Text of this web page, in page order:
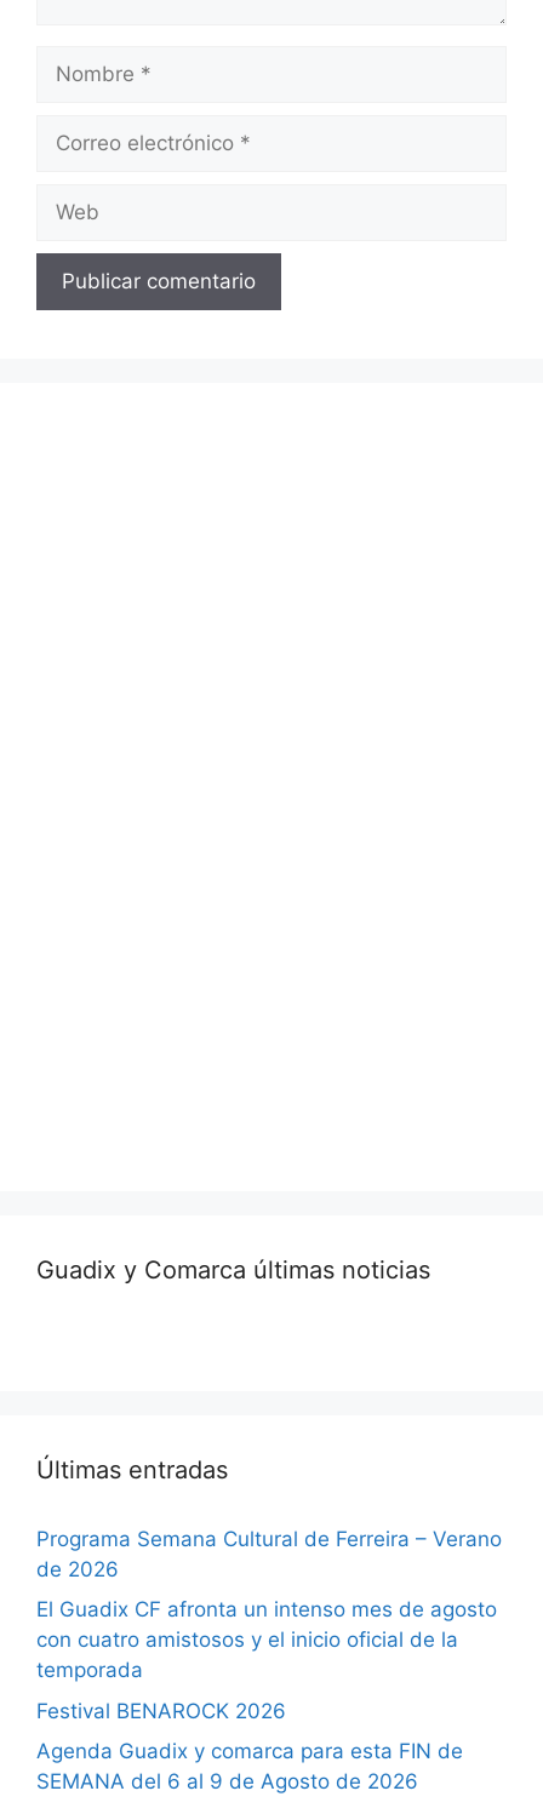
electrónico
Guadix y Comarca últimas noticias
Últimas entradas
Programa Semana Cultural de Ferreira – Verano
de 2026
El Guadix CF afronta un intenso mes de agosto
con cuatro amistosos y el inicio oficial de la
temporada
Festival BENAROCK 2026
Agenda Guadix y comarca para esta FIN de
SEMANA del 6 al 9 de Agosto de 2026